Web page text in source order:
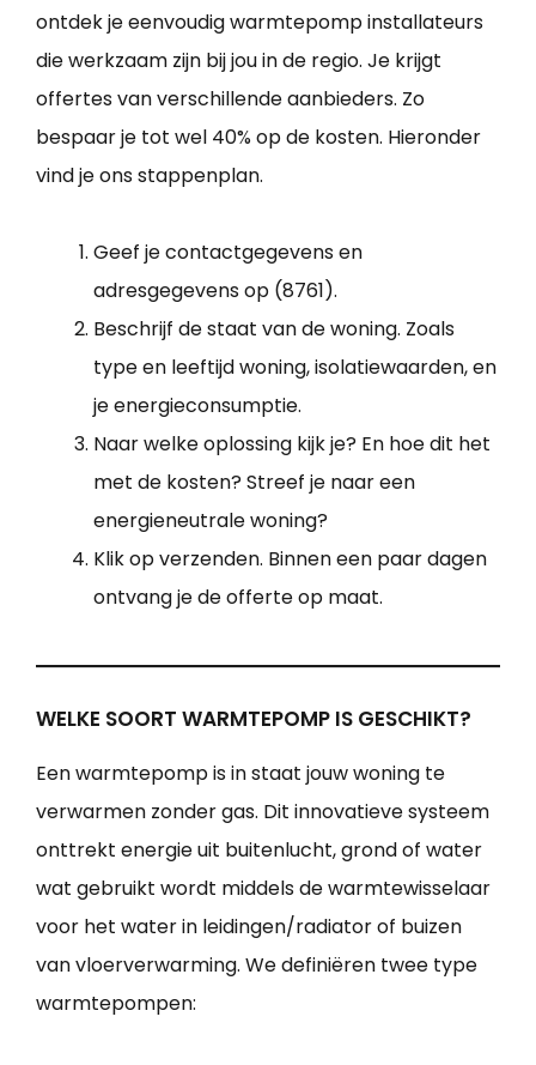
ontdek je eenvoudig warmtepomp installateurs
die werkzaam zijn bij jou in de regio. Je krijgt
offertes van verschillende aanbieders. Zo
bespaar je tot wel 40% op de kosten. Hieronder
vind je ons stappenplan.
Geef je contactgegevens en
adresgegevens op (8761).
Beschrijf de staat van de woning. Zoals
type en leeftijd woning, isolatiewaarden, en
je energieconsumptie.
Naar welke oplossing kijk je? En hoe dit het
met de kosten? Streef je naar een
energieneutrale woning?
Klik op verzenden. Binnen een paar dagen
ontvang je de offerte op maat.
WELKE SOORT WARMTEPOMP IS GESCHIKT?
Een warmtepomp is in staat jouw woning te
verwarmen zonder gas. Dit innovatieve systeem
onttrekt energie uit buitenlucht, grond of water
wat gebruikt wordt middels de warmtewisselaar
voor het water in leidingen/radiator of buizen
van vloerverwarming. We definiëren twee type
warmtepompen: